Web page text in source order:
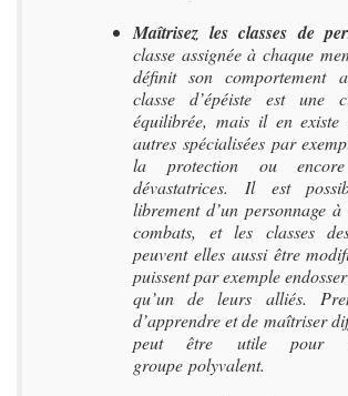
Maîtrisez les classes de
classe assignée à chaque
définit son comportement
classe d’épéiste est une
équilibrée, mais il en existe
autres spécialisées par
la protection ou
dévastatrices. Il est
librement d’un personnage
combats, et les classes
peuvent elles aussi être
puissent par exemple
qu’un de leurs alliés.
d’apprendre et de maîtriser
peut être utile pour
groupe polyvalent.